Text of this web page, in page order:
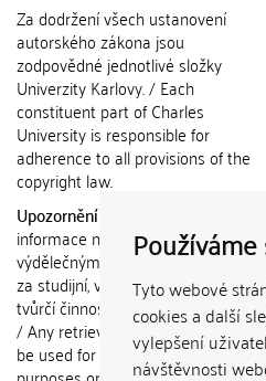
Tyto webové
cookies a další
vylepšení
návštěvnosti
Za dodržení všech ustanovení
autorského zákona jsou
zodpovědné jednotlivé složky
Univerzity Karlovy. / Each
constituent part of Charles
University is responsible for
adherence to all provisions of the
copyright law.
Upozornění / Notice:
informace nemohou být použity k
výdělečným účelům nebo vydávány
za studijní, vědeckou nebo jinou
tvůrčí činnost jiné osoby než
/ Any retrieved information shall
be used for any commercial